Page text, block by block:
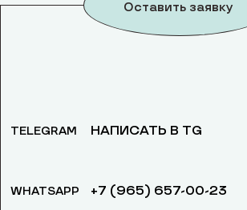
Оставить заявку
TELEGRAM
WHATSAPP
НАПИСАТЬ В TG
+7 (965) 657-00-23